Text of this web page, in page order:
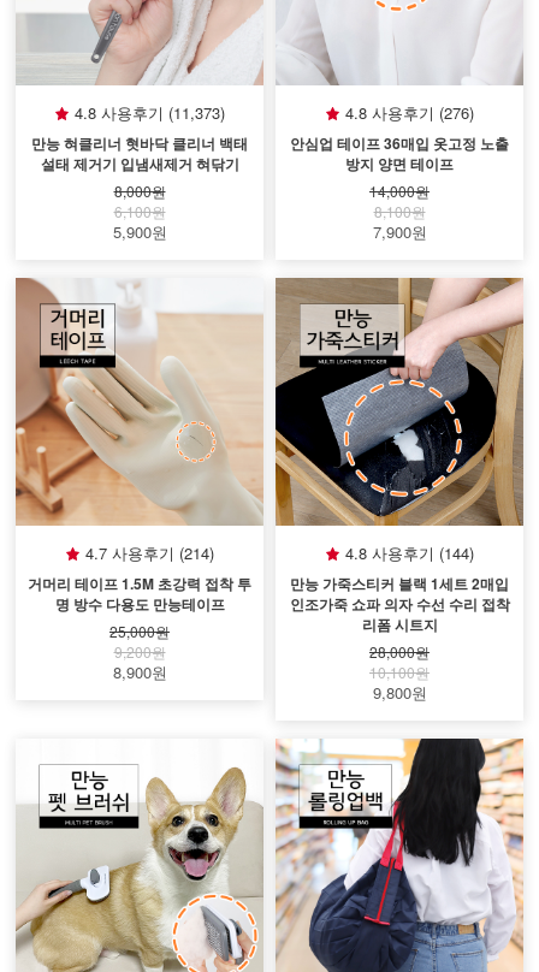
4.8 사용후기 (11,373)
만능 혀클리너 혓바닥 클리너 백태
설태 제거기 입냄새제거 혀닦기
8,000원
6,100원
5,900원
4.8 사용후기 (276)
안심업 테이프 36매입 옷고정 노출
방지 양면 테이프
14,000원
8,100원
7,900원
4.7 사용후기 (214)
거머리 테이프 1.5M 초강력 접착 투
명 방수 다용도 만능테이프
25,000원
9,200원
8,900원
4.8 사용후기 (144)
만능 가죽스티커 블랙 1세트 2매입
인조가죽 쇼파 의자 수선 수리 접착
리폼 시트지
28,000원
10,100원
9,800원